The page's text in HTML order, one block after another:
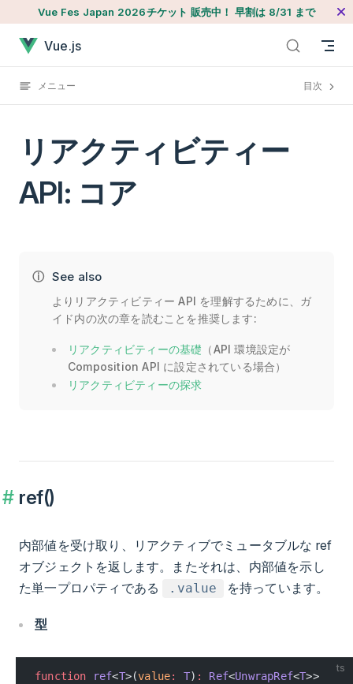
本文へジャンプ
Vue Fes Japan 2026チケット 販売中！ 早割は 8/31 まで
Vue.js
メニュー 目次
リアクティビティー
API: コア
See also
よりリアクティビティー API を理解するために、ガ
イド内の次の章を読むことを推奨します:
リアクティビティーの基礎 （API 環境設定が
Composition API に設定されている場合）
リアクティビティーの探求
ref()
内部値を受け取り、リアクティブでミュータブルな ref
オブジェクトを返します。またそれは、内部値を示し
た単一プロパティである
.value を持っています。
型
ts
function ref<T>(value: T) : Ref<UnwrapRef<T>>